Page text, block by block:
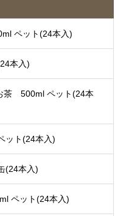
ペット(24本入)
本入)
茶 500ml ペット(24本
ット(24本入)
(24本入)
ペット(24本入)